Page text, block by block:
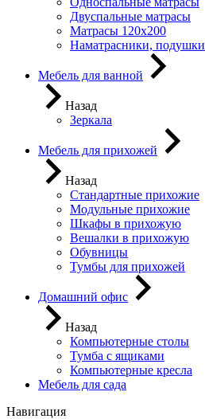
Двуспальные матрасы
Матрасы 120х200
Наматрасники, подушки
Мебель для ванной
Назад
Зеркала
Мебель для прихожей
Назад
Стандартные прихожие
Модульные прихожие
Шкафы в прихожую
Вешалки в прихожую
Обувницы
Тумбы для прихожей
Домашний офис
Назад
Компьютерные столы
Тумба с ящиками
Компьютерные кресла
Мебель для сада
Навигация